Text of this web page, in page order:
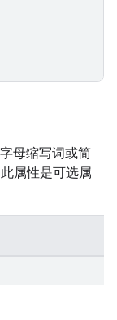
母缩写词或简
属性是可选属